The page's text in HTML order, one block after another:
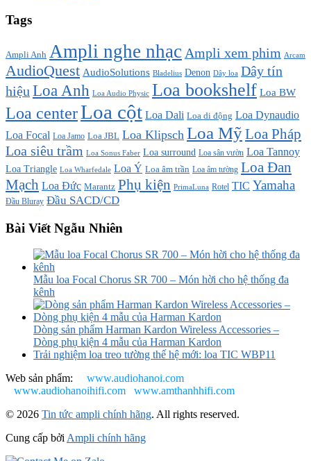
Tags
Ampli Anh Ampli nghe nhạc Ampli xem phim Arcam
AudioQuest AudioSolutions Bladelius Denon Dây loa Dây tín
hiệu Loa Anh Loa Audio Physic Loa bookshelf Loa BW
Loa centerLoa cột Loa Dali Loa di động Loa Dynaudio
Loa Focal Loa Jamo Loa JBL Loa Klipsch Loa MỹLoa Pháp
Loa siêu trầm Loa Sonus Faber Loa surround Loa sân vườn Loa Tannoy
Loa Triangle Loa Wharfedale Loa Ý Loa âm trần Loa âm tường Loa Đan
Mạch Loa Đức Marantz Phụ kiện PrimaLuna Rotel TIC Yamaha
Đầu Bluray Đầu SACD/CD
Bài Viết Ngẫu Nhiên
Mẫu loa Focal Chorus SR 700 – Món hời cho hệ thống đa
kênh
Dòng sản phẩm Harman Kardon Wireless Accessories –
Dòng phụ kiện 4 mẫu của Harman Kardon
Trải nghiệm loa treo tường thế hệ mới: loa TIC WBP11
Web sản phẩm: www.audiohanoi.com
www.audiohanoihifi.com
www.amthanhhifi.com
© 2026 Tin tức ampli chính hãng. All rights reserved.
Cung cấp bởi Ampli chính hãng